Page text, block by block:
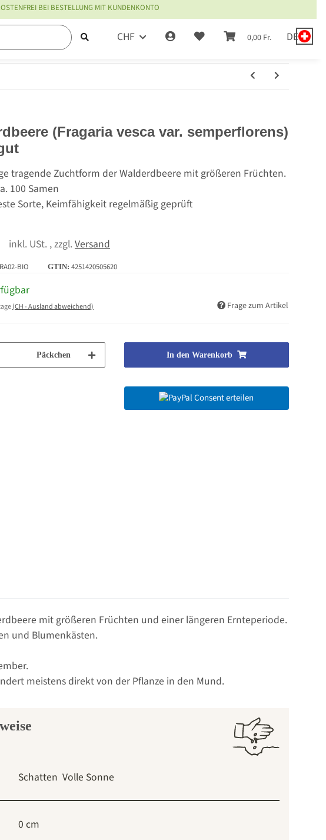
BEI BESTELLUNG MIT KUNDENKONTO
CHF 0,00 Fr. DE
(Fragaria vesca var. semperflorens)
tragende Zuchtform der Walderdbeere mit größeren Früchten.
100 Samen
Sorte, Keimfähigkeit regelmäßig geprüft
inkl. USt. , zzgl. Versand
BIO GTIN: 4251420505620
(CH - Ausland abweichend) Frage zum Artikel
Päckchen In den Warenkorb
Consent erteilen
mit größeren Früchten und einer längeren Ernteperiode.
und Blumenkästen.
meistens direkt von der Pflanze in den Mund.
Schatten Volle Sonne
0 cm